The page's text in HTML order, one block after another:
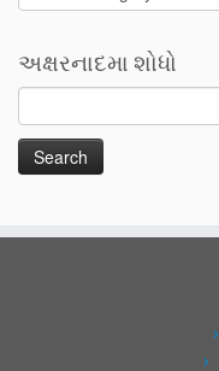
અક્ષરનાદમા શોધો